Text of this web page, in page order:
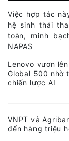
Việc hợp tác
hệ sinh thái
toàn, minh
NAPAS
Lenovo vươn
Global 500 nhờ
chiến lược AI
VNPT và
đến hàng triệu